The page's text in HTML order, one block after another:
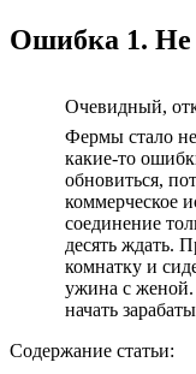
Ошибка 1. Не
Очевидный,
Фермы стало
какие-то
обновиться,
коммерческое
соединение
десять ждать.
комнатку и
ужина с женой.
начать
Содержание статьи: